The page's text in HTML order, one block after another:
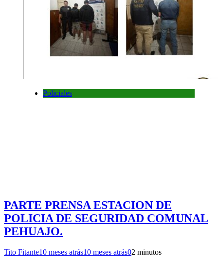
Policiales
PARTE PRENSA ESTACION DE
POLICIA DE SEGURIDAD COMUNAL
PEHUAJO.
Tito Fitante10 meses atrás10 meses atrás02 minutos